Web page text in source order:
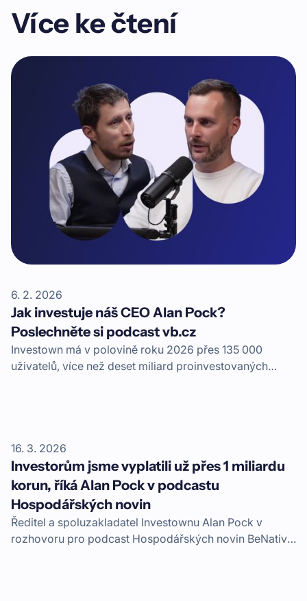
Více ke čtení
6. 2. 2026
Jak investuje náš CEO Alan Pock?
Poslechněte si podcast vb.cz
Investown má v polovině roku 2026 přes 135 000
uživatelů, více než deset miliard proinvestovaných
16. 3. 2026
Investorům jsme vyplatili už přes 1 miliardu
korun, říká Alan Pock v podcastu
Hospodářských novin
Ředitel a spoluzakladatel Investownu Alan Pock v
rozhovoru pro podcast Hospodářských novin BeNative